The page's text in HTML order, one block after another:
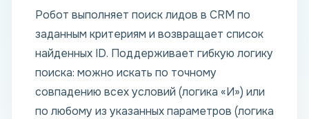
Робот выполняет поиск лидов в CRM по
заданным критериям и возвращает список
найденных ID. Поддерживает гибкую логику
поиска: можно искать по точному
совпадению всех условий (логика «И») или
по любому из указанных параметров (логика